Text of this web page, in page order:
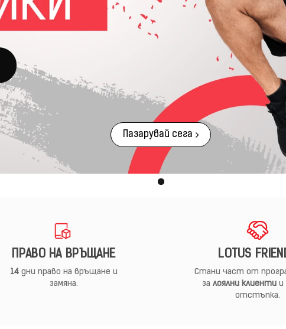
Пазарувай сега
ПРАВО НА ВРЪЩАНЕ
14дни право на връщане и
замяна.
LOTUS
Стани част от
залоялни клиенти и
отстъпка.